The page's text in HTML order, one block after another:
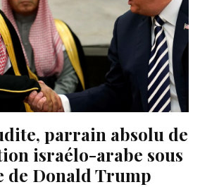
parrain absolu de
israélo-arabe sous
de Donald Trump